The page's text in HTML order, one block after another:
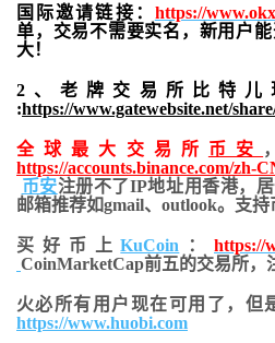
国际邀请链接： https://
单，交易不需要实名，新用户能
大！
2、老牌交易所比特儿
:https://www.gatewebsite.net/
全球最大交易所 币安
https://accounts.binance.com/zh-
币安注册不了IP地址用香港，
邮箱推荐如gmail、outlook。支持
买好币上KuCoin ：https://
CoinMarketCap前五的交易所，
火必所有用户现在可用了，但
https://www.huobi.com